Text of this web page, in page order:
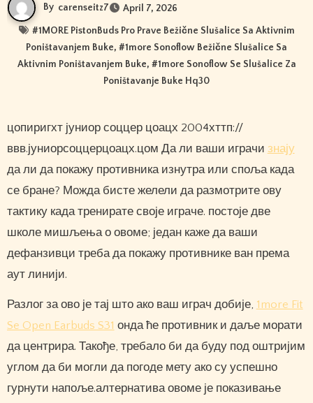
By carenseitz7 April 7, 2026
#1MORE PistonBuds Pro Prave Bežične Slušalice Sa Aktivnim
Poništavanjem Buke, #1more Sonoflow Bežične Slušalice Sa
Aktivnim Poništavanjem Buke, #1more Sonoflow Se Slušalice Za
Poništavanje Buke Hq30
цопиригхт јуниор соццер цоацх 2004хттп://
ввв.јуниорсоццерцоацх.цом Да ли ваши играчи знају
да ли да покажу противника изнутра или споља када
се бране? Можда бисте желели да размотрите ову
тактику када тренирате своје играче. постоје две
школе мишљења о овоме; један каже да ваши
дефанзивци треба да покажу противнике ван према
аут линији.
Разлог за ово је тај што ако ваш играч добије, 1more Fit
Se Open Earbuds S31 онда ће противник и даље морати
да центрира. Такође, требало би да буду под оштријим
углом да би могли да погоде мету ако су успешно
гурнути напоље.алтернатива овоме је показивање